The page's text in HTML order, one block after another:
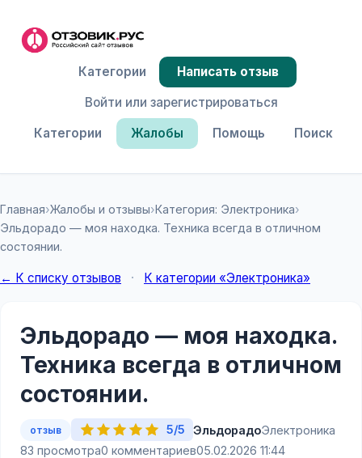
Категории Жалобы Помощь Поиск
Категории
Написать отзыв
Войти или зарегистрироваться
Главная›Жалобы и отзывы›Категория: Электроника›
Эльдорадо — моя находка. Техника всегда в отличном
состоянии.
← К списку отзывов · К категории «Электроника»
Эльдорадо — моя находка.
Техника всегда в отличном
состоянии.
отзыв 5/5 ЭльдорадоЭлектроника
83 просмотра0 комментариев05.02.2026 11:44